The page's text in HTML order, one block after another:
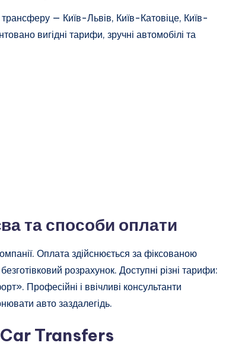
— Київ-Львів, Київ-Катовіце, Київ-
вигідні тарифи, зручні автомобілі та
та способи оплати
Оплата здійснюється за фіксованою
розрахунок. Доступні різні тарифи:
Професійні і ввічливі консультанти
авто заздалегідь.
Car Transfers